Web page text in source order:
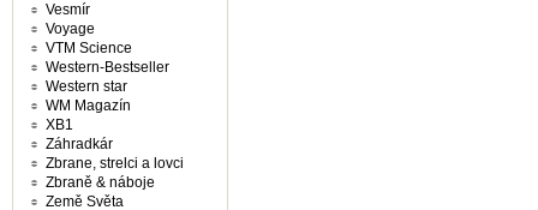
Vesmír
Voyage
VTM Science
Western-Bestseller
Western star
WM Magazín
XB1
Záhradkár
Zbrane, strelci a lovci
Zbraně & náboje
Země Světa